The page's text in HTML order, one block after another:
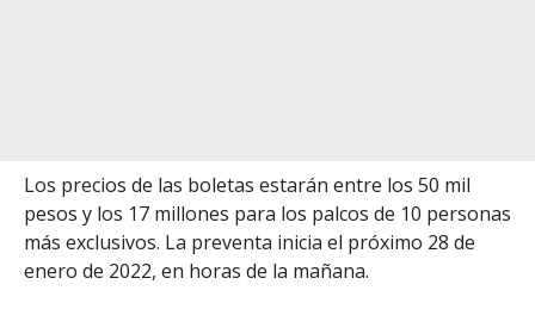
Los precios de las boletas estarán entre los 50 mil
pesos y los 17 millones para los palcos de 10 personas
más exclusivos. La preventa inicia el próximo 28 de
enero de 2022, en horas de la mañana.